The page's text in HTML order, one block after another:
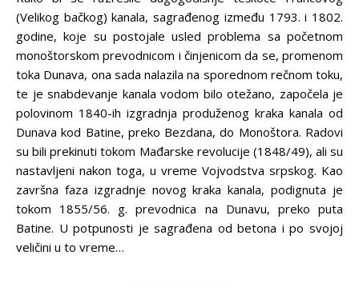
(Velikog bačkog) kanala, sagrađenog između 1793. i 1802.
godine, koje su postojale usled problema sa početnom
monoštorskom prevodnicom i činjenicom da se, promenom
toka Dunava, ona sada nalazila na sporednom rečnom toku,
te je snabdevanje kanala vodom bilo otežano, započela je
polovinom 1840-ih izgradnja produženog kraka kanala od
Dunava kod Batine, preko Bezdana, do Monoštora. Radovi
su bili prekinuti tokom Mađarske revolucije (1848/49), ali su
nastavljeni nakon toga, u vreme Vojvodstva srpskog. Kao
završna faza izgradnje novog kraka kanala, podignuta je
tokom 1855/56. g. prevodnica na Dunavu, preko puta
Batine. U potpunosti je sagrađena od betona i po svojoj
veličini u to vreme…